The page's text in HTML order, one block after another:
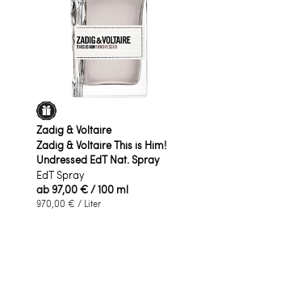
Zadig & Voltaire
Zadig & Voltaire This is Him!
Undressed EdT Nat. Spray
EdT Spray
ab97,00 €/ 100 ml
970,00 € / Liter